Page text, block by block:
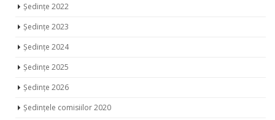
Ședințe 2022
Ședințe 2023
Ședințe 2024
Ședințe 2025
Ședințe 2026
Ședințele comisiilor 2020